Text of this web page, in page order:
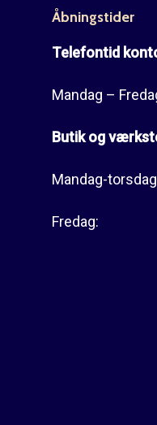
Åbningstider
Telefontid
Mandag –
Butik og
Mandag-
Fredag: